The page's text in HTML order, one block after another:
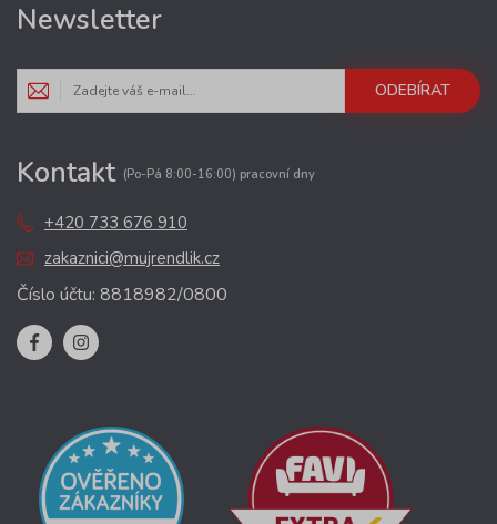
Newsletter
ODEBÍRAT
Kontakt (Po-Pá 8:00-16:00) pracovní dny
+420 733 676 910
zakaznici@mujrendlik.cz
Číslo účtu: 8818982/0800